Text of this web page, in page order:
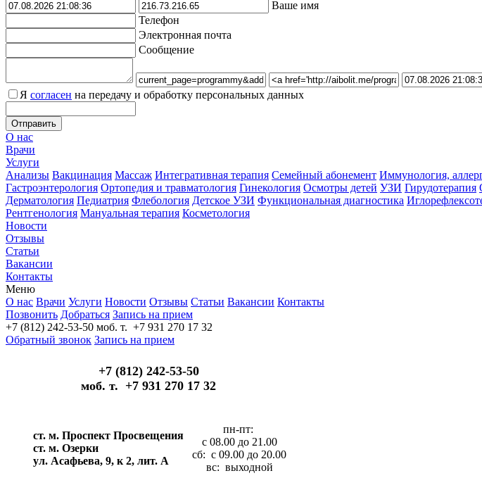
Ваше имя
Телефон
Электронная почта
Сообщение
Я согласен на передачу и обработку персональных данных
О нас
Врачи
Услуги
Анализы Вакцинация Массаж Интегративная терапия Семейный абонемент Иммунология,
Гастроэнтерология Ортопедия и травматология Гинекология Осмотры детей УЗИ Гирудотерапия
Дерматология Педиатрия Флебология Детское УЗИ Функциональная диагностика
Рентгенология Мануальная терапия Косметология
Новости
Отзывы
Статьи
Вакансии
Контакты
Меню
О нас Врачи Услуги Новости Отзывы Статьи Вакансии Контакты
Позвонить Добраться Запись на прием
+7 (812) 242-53-50 моб. т. +7 931 270 17 32
Обратный звонок Запись на прием
+7 (812) 242-53-50
моб. т. +7 931 270 17 32
ст. м. Проспект Просвещения
ст. м. Озерки
ул. Асафьева, 9, к 2, лит. А
пн-пт:
с 08.00 до 21.00
сб: с 09.00 до 20.00
вс: выходной